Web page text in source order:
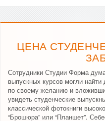
ЦЕНА
Сотрудники Студии Форма
выпускных курсов могли
по своему желанию и
увидеть студенческие
классической фотокниги
“Брошюра” или “Планшет”.